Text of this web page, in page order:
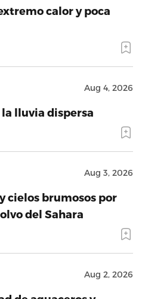
calor y poca
Aug 4, 2026
lluvia dispersa
Aug 3, 2026
cielos brumosos por
del Sahara
Aug 2, 2026